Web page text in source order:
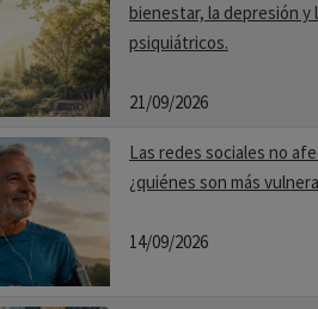
bienestar, la depresión y
psiquiátricos.
21/09/2026
Las redes sociales no
¿quiénes son más
14/09/2026